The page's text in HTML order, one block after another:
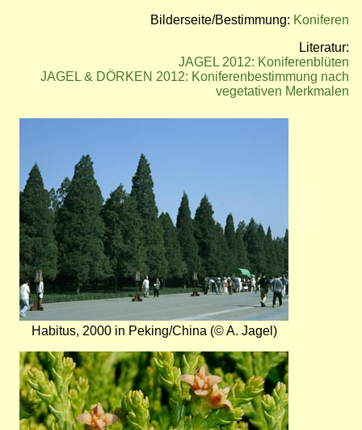
Bilderseite/Bestimmung: Koniferen
Literatur:
JAGEL 2012: Koniferenblüten
JAGEL & DÖRKEN 2012: Koniferenbestimmung nach
vegetativen Merkmalen
Habitus, 2000 in Peking/China (© A. Jagel)
Bild